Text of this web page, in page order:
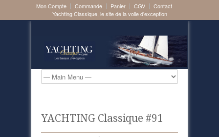
Mon Compte Commande Panier CGV
Contact
Yachting Classique, le site de la voile d'exception
YACHTING Classique #91